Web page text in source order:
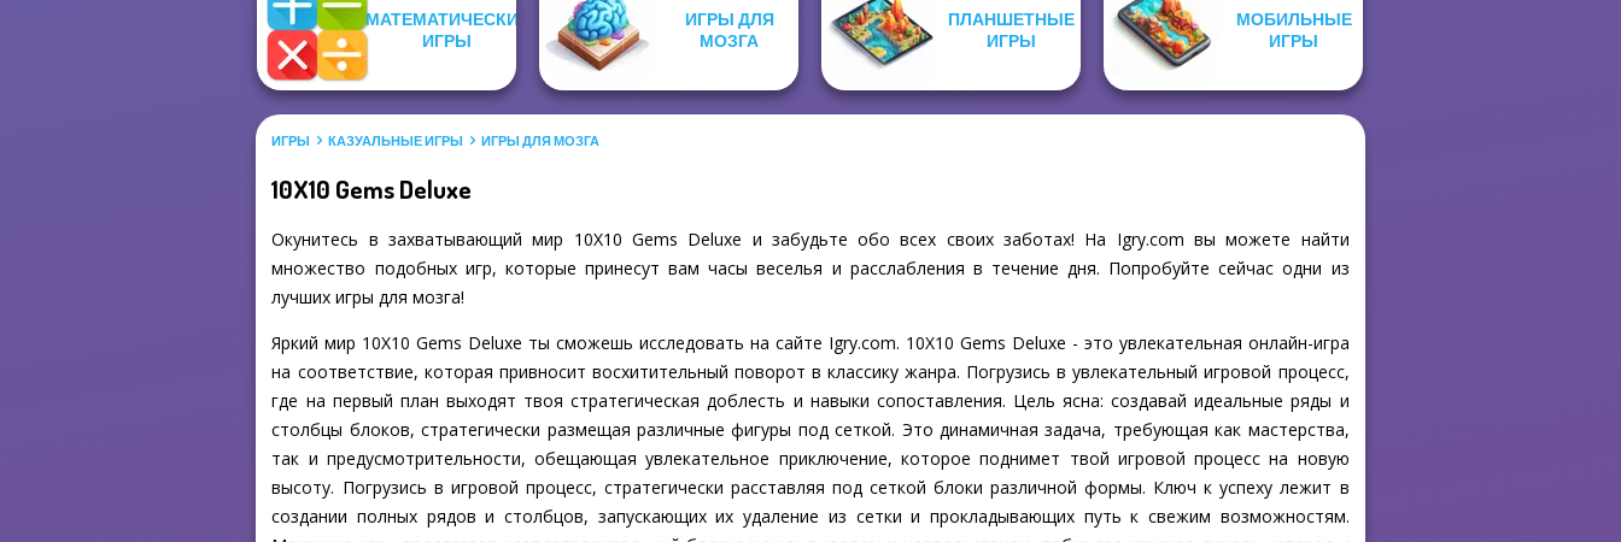
МАТЕМАТИЧЕСКИЕ
ИГРЫ
ИГРЫ ДЛЯ
МОЗГА
ПЛАНШЕТНЫЕ
ИГРЫ
МОБИЛЬНЫЕ
ИГРЫ
ИГРЫ КАЗУАЛЬНЫЕ ИГРЫ ИГРЫ ДЛЯ МОЗГА
10X10 Gems Deluxe
Окунитесь в захватывающий мир 10X10 Gems Deluxe и забудьте обо всех своих заботах! На Igry.com вы можете найти
множество подобных игр, которые принесут вам часы веселья и расслабления в течение дня. Попробуйте сейчас одни из
лучших игры для мозга!
Яркий мир 10X10 Gems Deluxe ты сможешь исследовать на сайте Igry.com. 10X10 Gems Deluxe - это увлекательная онлайн-игра
на соответствие, которая привносит восхитительный поворот в классику жанра. Погрузись в увлекательный игровой процесс,
где на первый план выходят твоя стратегическая доблесть и навыки сопоставления. Цель ясна: создавай идеальные ряды и
столбцы блоков, стратегически размещая различные фигуры под сеткой. Это динамичная задача, требующая как мастерства,
так и предусмотрительности, обещающая увлекательное приключение, которое поднимет твой игровой процесс на новую
высоту. Погрузись в игровой процесс, стратегически расставляя под сеткой блоки различной формы. Ключ к успеху лежит в
создании полных рядов и столбцов, запускающих их удаление из сетки и прокладывающих путь к свежим возможностям.